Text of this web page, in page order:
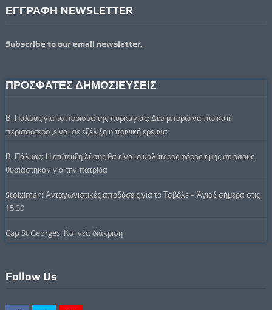
ΕΓΓΡΑΦΗ NEWSLETTER
Subscribe to our email newsletter.
ΠΡΟΣΦΑΤΕΣ ΔΗΜΟΣΙΕΥΣΕΙΣ
Β. Πάλμας για το πόρισμα της πυρκαγιάς: Δεν μπορώ να πω κάτι
περισσότερο ,είναι σε εξέλιξη η ποινική έρευνα
Β. Πάλμας: Η επίτευξη λύσης θα είναι ο καλύτερος φόρος τιμής σε όσους
θυσιάστηκαν για την πατρίδα
Stoiximan: Ανταγωνιστικές αποδόσεις για το Τσβόλε – Άγιαξ σήμερα στις
15:30
Cap St Georges: Και νέα διάκριση
Follow Us